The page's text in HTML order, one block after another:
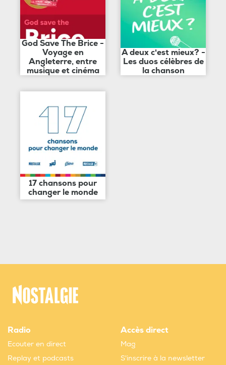
God Save The Brice -
Voyage en
Angleterre, entre
musique et cinéma
A deux c'est mieux? -
Les duos célèbres de
la chanson
17 chansons pour
changer le monde
Radio
Ecouter en direct
Replay et podcasts
Accès direct
Mag
S'inscrire à la newsletter